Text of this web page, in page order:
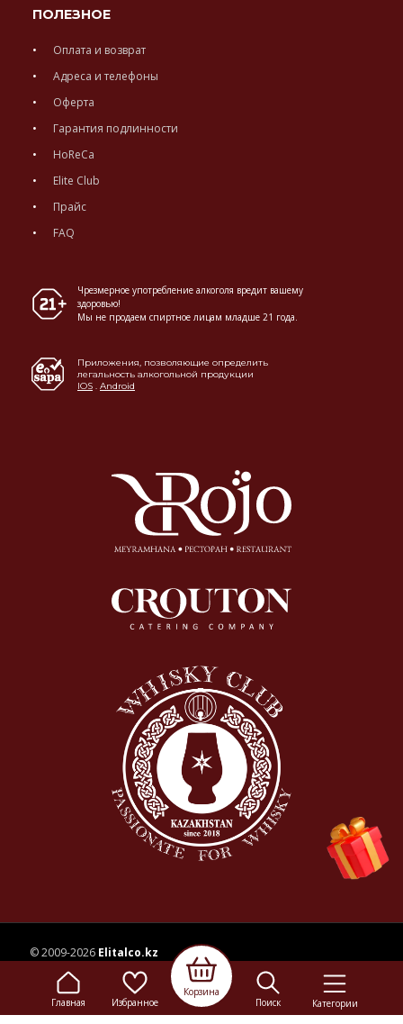
Главная Избранное
Корзина
Поиск
Категории
ПОЛЕЗНОЕ
Оплата и возврат
Адреса и телефоны
Оферта
Гарантия подлинности
HoReCa
Elite Club
Прайс
FAQ
Чрезмерное употребление алкоголя вредит вашему
здоровью!
Мы не продаем спиртное лицам младше 21 года.
Приложения, позволяющие определить
легальность алкогольной продукции
IOS . Android
© 2009-2026 Elitalco.kz
Сайт носит информационный характер и не является
рекламой.